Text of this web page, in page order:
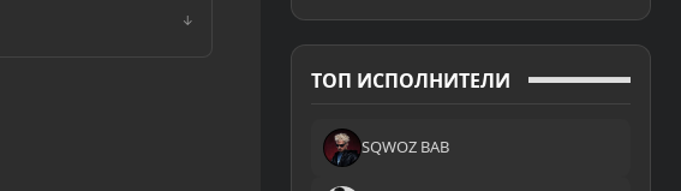
ТОП ИСПОЛНИТЕЛИ
SQWOZ BAB
↓